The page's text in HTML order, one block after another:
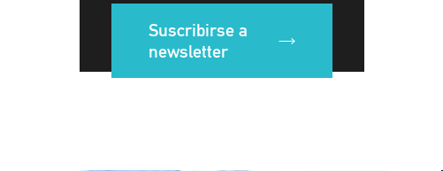
Suscribirse a
newsletter